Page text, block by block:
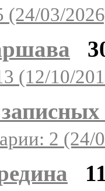
(24/03/
(12/10/
2 (24/